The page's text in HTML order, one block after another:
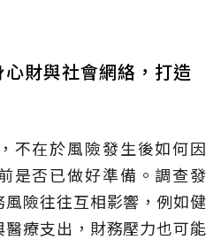
財與社會網絡，打造
不在於風險發生後如何因
是否已做好準備。調查發
險往往互相影響，例如健
療支出，財務壓力也可能